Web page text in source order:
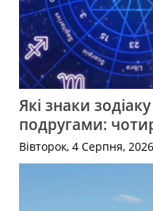
Які знаки
подругами:
Вівторок, 4 Серпня, 2026